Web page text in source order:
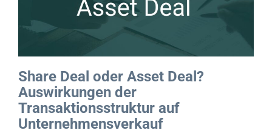
Share Deal oder Asset Deal?
Auswirkungen der
Transaktionsstruktur auf
Unternehmensverkauf